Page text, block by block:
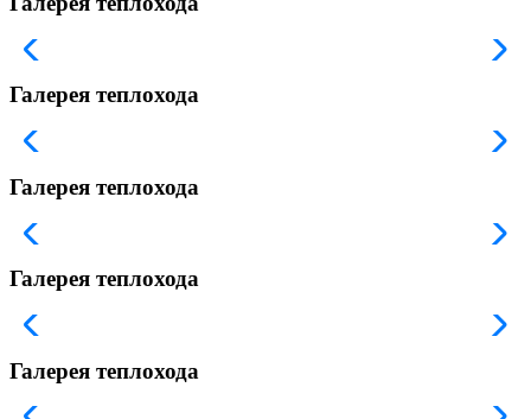
Галерея теплохода
Галерея теплохода
Галерея теплохода
Галерея теплохода